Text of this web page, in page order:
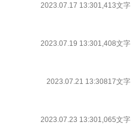
2023.07.17 13:301,413文字
2023.07.19 13:301,408文字
2023.07.21 13:30817文字
2023.07.23 13:301,065文字